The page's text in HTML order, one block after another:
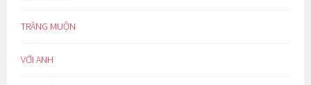
TRĂNG MUỘN
VỚI ANH